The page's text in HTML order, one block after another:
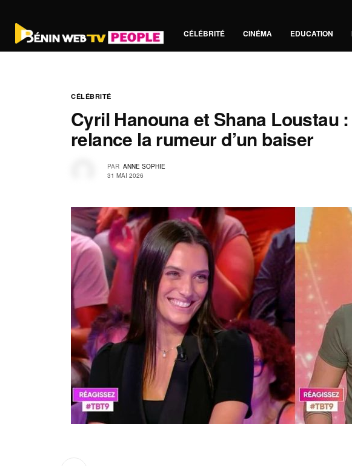
CÉLÉBRITÉ CINÉMA EDUCATION
CÉLÉBRITÉ
Cyril Hanouna et Shana Loustau
relance la rumeur d’un baiser
PAR ANNE SOPHIE
31 MAI 2026